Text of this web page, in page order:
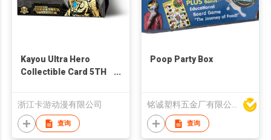
Kayou Ultra Hero
Collectible Card 5TH
浙江卡游动漫有限公司
查询
Poop Party Box
铭诚塑料五金厂有限公司
查询